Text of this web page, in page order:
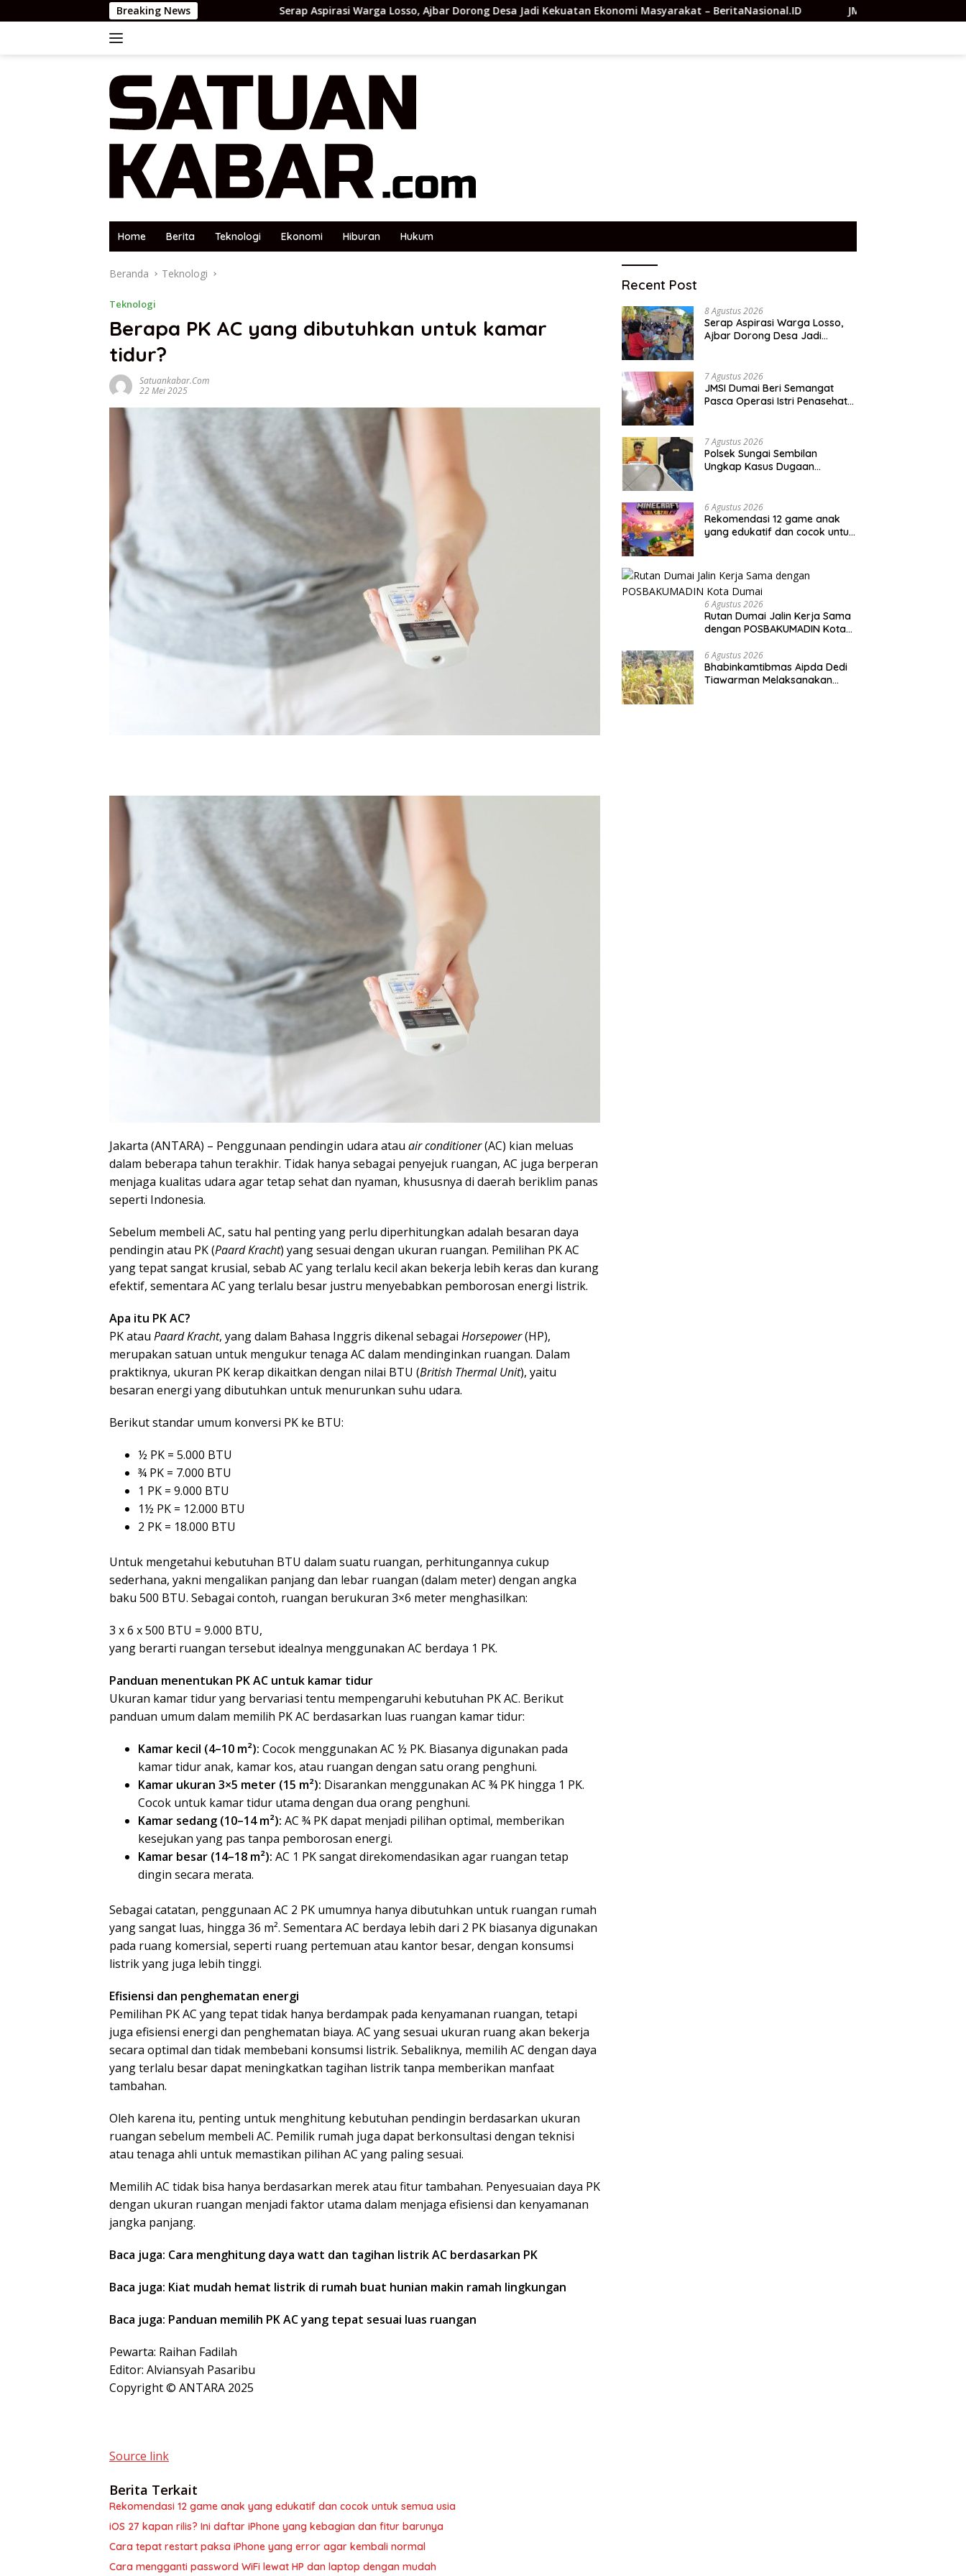
ke
Breaking NewsSerap Aspirasi Warga Losso, Ajbar Dorong Desa Jadi Kekuatan Ekonomi Masyarakat – BeritaNasional.ID JMSI Dumai Beri Semangat Pasca
Home Berita Teknologi Ekonomi Hiburan Hukum
Beranda Teknologi
Teknologi
Berapa PK AC yang dibutuhkan untuk kamar
tidur?
Satuankabar.com
22 Mei 2025
Jakarta (ANTARA) – Penggunaan pendingin udara atau air conditioner(AC) kian meluas
dalam beberapa tahun terakhir. Tidak hanya sebagai penyejuk ruangan, AC juga berperan
menjaga kualitas udara agar tetap sehat dan nyaman, khususnya di daerah beriklim panas
seperti Indonesia.
Sebelum membeli AC, satu hal penting yang perlu diperhitungkan adalah besaran daya
pendingin atau PK (Paard Kracht) yang sesuai dengan ukuran ruangan. Pemilihan PK AC
yang tepat sangat krusial, sebab AC yang terlalu kecil akan bekerja lebih keras dan kurang
efektif, sementara AC yang terlalu besar justru menyebabkan pemborosan energi listrik.
Apa itu PK AC?
PK atau Paard Kracht, yang dalam Bahasa Inggris dikenal sebagai Horsepower(HP),
merupakan satuan untuk mengukur tenaga AC dalam mendinginkan ruangan. Dalam
praktiknya, ukuran PK kerap dikaitkan dengan nilai BTU (British Thermal Unit), yaitu
besaran energi yang dibutuhkan untuk menurunkan suhu udara.
Berikut standar umum konversi PK ke BTU:
½ PK = 5.000 BTU
¾ PK = 7.000 BTU
1 PK = 9.000 BTU
1½ PK = 12.000 BTU
2 PK = 18.000 BTU
Untuk mengetahui kebutuhan BTU dalam suatu ruangan, perhitungannya cukup
sederhana, yakni mengalikan panjang dan lebar ruangan (dalam meter) dengan angka
baku 500 BTU. Sebagai contoh, ruangan berukuran 3×6 meter menghasilkan:
3 x 6 x 500 BTU = 9.000 BTU,
yang berarti ruangan tersebut idealnya menggunakan AC berdaya 1 PK.
Panduan menentukan PK AC untuk kamar tidur
Ukuran kamar tidur yang bervariasi tentu mempengaruhi kebutuhan PK AC. Berikut
panduan umum dalam memilih PK AC berdasarkan luas ruangan kamar tidur:
Kamar kecil (4–10 m²): Cocok menggunakan AC ½ PK. Biasanya digunakan pada
kamar tidur anak, kamar kos, atau ruangan dengan satu orang penghuni.
Kamar ukuran 3×5 meter (15 m²): Disarankan menggunakan AC ¾ PK hingga 1 PK.
Cocok untuk kamar tidur utama dengan dua orang penghuni.
Kamar sedang (10–14 m²): AC ¾ PK dapat menjadi pilihan optimal, memberikan
kesejukan yang pas tanpa pemborosan energi.
Kamar besar (14–18 m²): AC 1 PK sangat direkomendasikan agar ruangan tetap
dingin secara merata.
Sebagai catatan, penggunaan AC 2 PK umumnya hanya dibutuhkan untuk ruangan rumah
yang sangat luas, hingga 36 m². Sementara AC berdaya lebih dari 2 PK biasanya digunakan
pada ruang komersial, seperti ruang pertemuan atau kantor besar, dengan konsumsi
listrik yang juga lebih tinggi.
Efisiensi dan penghematan energi
Pemilihan PK AC yang tepat tidak hanya berdampak pada kenyamanan ruangan, tetapi
juga efisiensi energi dan penghematan biaya. AC yang sesuai ukuran ruang akan bekerja
secara optimal dan tidak membebani konsumsi listrik. Sebaliknya, memilih AC dengan daya
yang terlalu besar dapat meningkatkan tagihan listrik tanpa memberikan manfaat
tambahan.
Oleh karena itu, penting untuk menghitung kebutuhan pendingin berdasarkan ukuran
ruangan sebelum membeli AC. Pemilik rumah juga dapat berkonsultasi dengan teknisi
atau tenaga ahli untuk memastikan pilihan AC yang paling sesuai.
Memilih AC tidak bisa hanya berdasarkan merek atau fitur tambahan. Penyesuaian daya PK
dengan ukuran ruangan menjadi faktor utama dalam menjaga efisiensi dan kenyamanan
jangka panjang.
Baca juga: Cara menghitung daya watt dan tagihan listrik AC berdasarkan PK
Baca juga: Kiat mudah hemat listrik di rumah buat hunian makin ramah lingkungan
Baca juga: Panduan memilih PK AC yang tepat sesuai luas ruangan
Pewarta: Raihan Fadilah
Editor: Alviansyah Pasaribu
Copyright © ANTARA 2025
Source link
Berita Terkait
Rekomendasi 12 game anak yang edukatif dan cocok untuk semua usia
iOS 27 kapan rilis? Ini daftar iPhone yang kebagian dan fitur barunya
Cara tepat restart paksa iPhone yang error agar kembali normal
Cara mengganti password WiFi lewat HP dan laptop dengan mudah
Recent Post
8 Agustus 2026
Serap Aspirasi Warga Losso,
Ajbar Dorong Desa Jadi
7 Agustus 2026
JMSI Dumai Beri Semangat
Pasca Operasi Istri Penasehat
7 Agustus 2026
Polsek Sungai Sembilan
Ungkap Kasus Dugaan
Berhasil Diamankan
6 Agustus 2026
Rekomendasi 12 game anak
yang edukatif dan cocok untuk
6 Agustus 2026
Rutan Dumai Jalin Kerja Sama
dengan POSBAKUMADIN Kota
6 Agustus 2026
Bhabinkamtibmas Aipda Dedi
Tiawarman Melaksanakan